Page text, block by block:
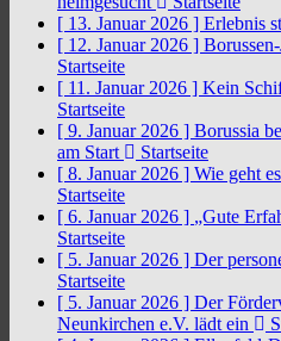
[ 13. Januar 2026 ] Erlebnis
[ 12. Januar 2026 ]
Startseite
[ 11. Januar 2026 ] Kein
Startseite
[ 9. Januar 2026 ] Borussia
am Start
Startseite
[ 8. Januar 2026 ] Wie geht
Startseite
[ 6. Januar 2026 ] „Gute
Startseite
[ 5. Januar 2026 ] Der
Startseite
[ 5. Januar 2026 ] Der
Neunkirchen e.V. lädt ein